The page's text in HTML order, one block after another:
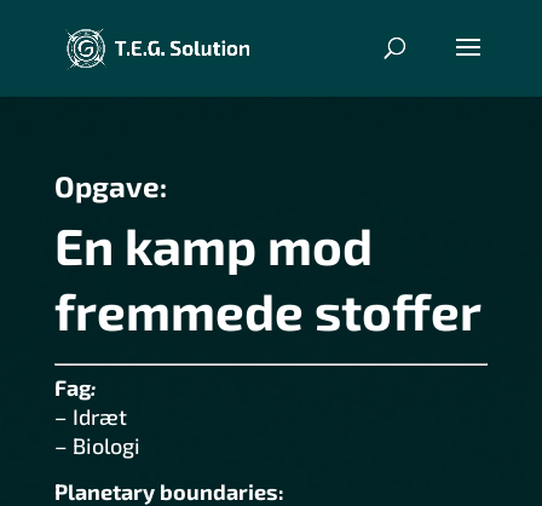
Opgave:
En kamp mod
fremmede stoffer
Fag:
– Idræt
– Biologi
Planetary boundaries: